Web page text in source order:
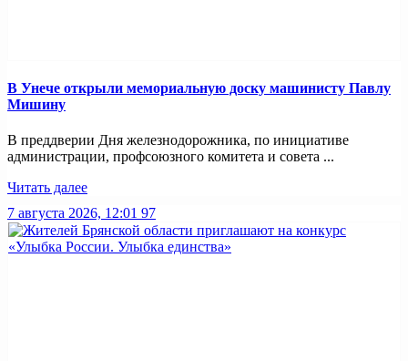
В Унече открыли мемориальную доску машинисту Павлу
Мишину
В преддверии Дня железнодорожника, по инициативе
администрации, профсоюзного комитета и совета ...
Читать далее
7 августа 2026, 12:01 97